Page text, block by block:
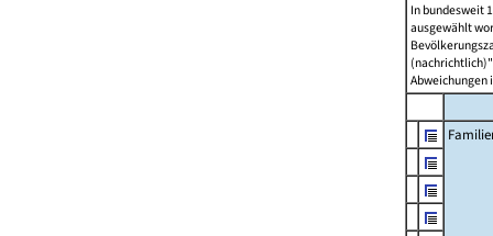
In bundesweit
ausgewählt
Abweichungen